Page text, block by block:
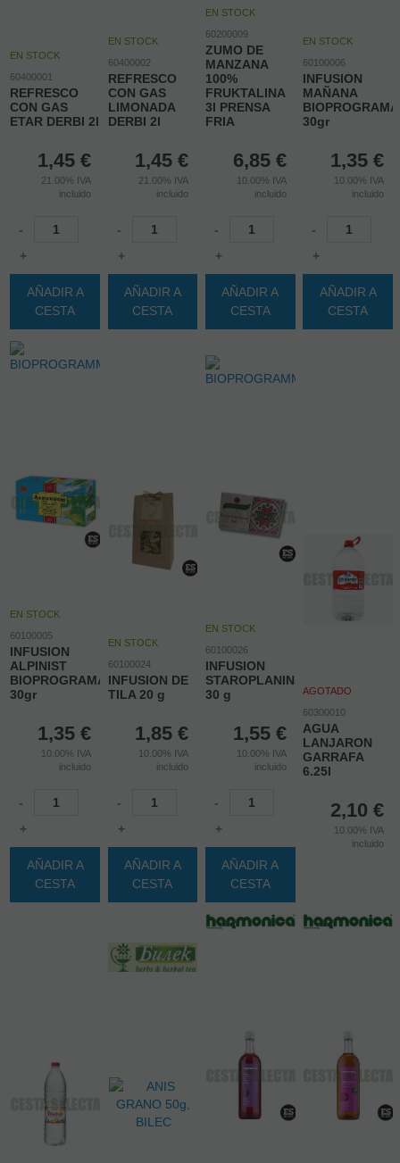
EN STOCK
60400001
REFRESCO
CON GAS
ETAR DERBI 2l
1,45 €
21.00% IVA
incluido
-
+
AÑADIR A
CESTA
EN STOCK
60400002
REFRESCO
CON GAS
LIMONADA
DERBI 2l
1,45 €
21.00% IVA
incluido
-
+
AÑADIR A
CESTA
EN STOCK
60200009
ZUMO DE
MANZANA
100%
FRUKTALINA
3l PRENSA
FRIA
6,85 €
10.00% IVA
incluido
-
+
AÑADIR A
CESTA
EN STOCK
60100006
INFUSION
MAÑANA
BIOPROGRAMA
30gr
1,35 €
10.00% IVA
incluido
-
+
AÑADIR A
CESTA
EN STOCK
60100005
INFUSION
ALPINIST
BIOPROGRAMA
30gr
1,35 €
10.00% IVA
incluido
-
+
AÑADIR A
CESTA
EN STOCK
60100024
INFUSION DE
TILA 20 g
1,85 €
10.00% IVA
incluido
-
+
AÑADIR A
CESTA
EN STOCK
60100026
INFUSION
STAROPLANINSKI
30 g
1,55 €
10.00% IVA
incluido
-
+
AÑADIR A
CESTA
AGOTADO
60300010
AGUA
LANJARON
GARRAFA
6.25l
2,10 €
10.00% IVA
incluido